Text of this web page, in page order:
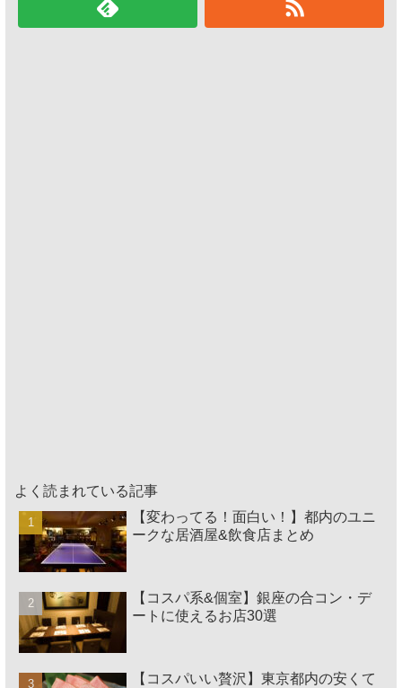
よく読まれている記事
【変わってる！面白い！】都内のユニ
ークな居酒屋&飲食店まとめ
【コスパ系&個室】銀座の合コン・デ
ートに使えるお店30選
【コスパいい贅沢】東京都内の安くて